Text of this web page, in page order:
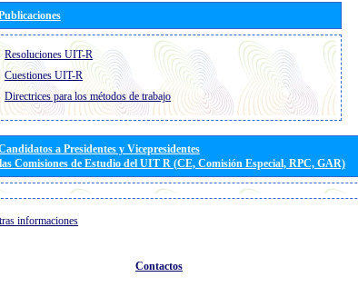
Resoluciones UIT-R
Cuestiones UIT-R
Directrices para los métodos de trabajo
a Presidentes y Vicepresidentes
Comisiones de Estudio del UIT R (CE, Comisión Especial, RPC, GAR)
informaciones
Contactos